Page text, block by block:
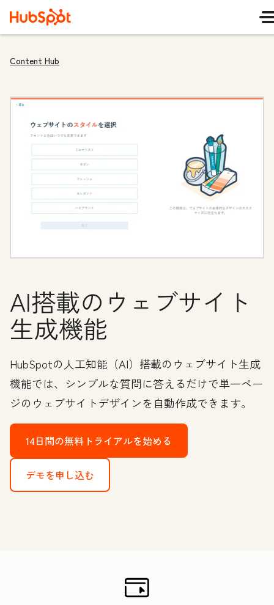
Content Hub
AI搭載のウェブサイト
生成機能
HubSpotの人工知能（AI）搭載のウェブサイト生成
機能では、シンプルな質問に答えるだけで単一ペー
ジのウェブサイトデザインを自動作成できます。
14日間の無料トライアルを始める
デモを申し込む